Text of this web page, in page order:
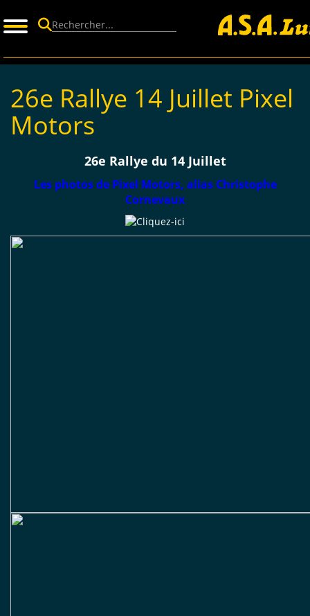
26e Rallye 14 Juillet Pixel
Motors
26e Rallye du 14 Juillet
Les photos de Pixel Motors, alias Christophe
Cornevaux